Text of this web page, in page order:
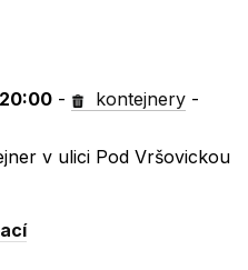
20:00 - kontejnery -
v ulici Pod Vršovickou